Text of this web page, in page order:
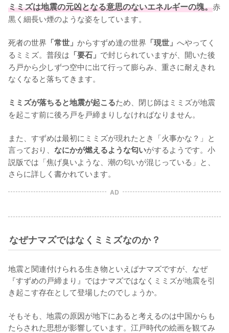
ミミズは地震の元凶となる意思のないエネルギーの塊。赤
黒く細長い煙のような姿をしています。
死者の世界 「常世」 からすずめ達の世界 「現世」 へやってく
るミミズ。普段は 「要石」 で封じられていますが、開いた後
ろ戸から少しずつ空中に出て行って膨らみ、重さに耐えきれ
なくなると落ちてきます。
ミミズが落ちると地震が起こるため、閉じ師はミミズが地震
を起こす前に後ろ戸を戸締まりしなければなりません。
また、すずめは最初にミミズが現れたとき「火事かな？」と
言っており、 なにかが燃えるような匂いがするようです。小
説版では「焦げ臭いような、潮の匂いが混じっている」と、
さらに詳しく書かれています。
AD
なぜナマズではなくミミズなのか？
地震と関連付けられる生き物といえばナマズですが、なぜ
『すずめの戸締まり』ではナマズではなくミミズが地震を引
き起こす存在として登場したのでしょうか。
そもそも、地震の原因が地下にあると考えるのは中国からも
たらされた思想が影響しています。江戸時代の絵画を観てみ